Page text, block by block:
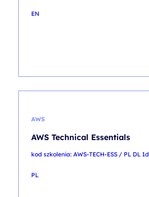
EN
AWS
AWS Technical Essentials
kod szkolenia: AWS-TECH-ESS / PL DL 1d
PL